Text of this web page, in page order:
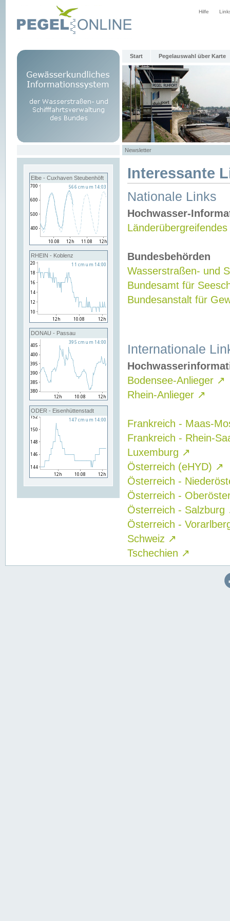
Hilfe
Start Pegelauswahl über Karte
Newsletter
Elbe - Cuxhaven Steubenhöft
RHEIN - Koblenz
DONAU - Passau
ODER - Eisenhüttenstadt
Interessante
Nationale Links
Hochwasser-
Bundesbehörden
Wasserstraßen- und
Bundesamt für
Bundesanstalt für
Internationale
Bodensee-Anlieger ↗
Rhein-Anlieger ↗
Frankreich - Maas-
Frankreich - Rhein-
Luxemburg ↗
Österreich (eHYD) ↗
Österreich -
Österreich -
Österreich - Salzburg
Österreich -
Schweiz ↗
Tschechien ↗